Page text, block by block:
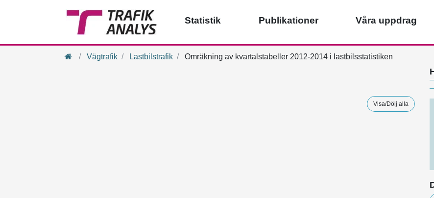
Statistik Publikationer Våra uppdrag
HemVägtrafik Lastbilstrafik Omräkning av kvartalstabeller 2012-2014 i lastbilsstatistiken
Visa/Dölj alla